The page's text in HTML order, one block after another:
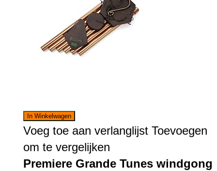
In Winkelwagen
Voeg toe aan verlanglijst Toevoegen
om te vergelijken
Premiere Grande Tunes windgong